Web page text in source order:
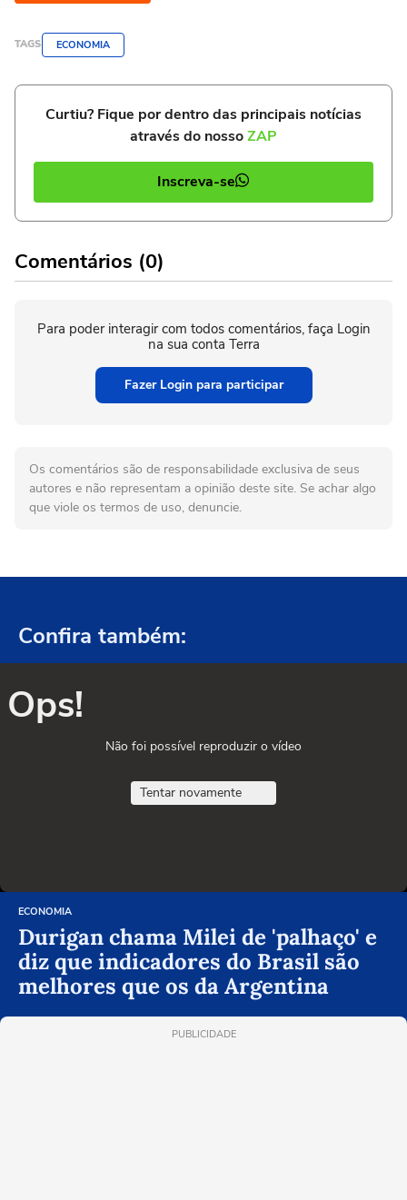
TAGS ECONOMIA
Curtiu? Fique por dentro das principais notícias
através do nossoZAP
Inscreva-se
Comentários (0)
Para poder interagir com todos comentários, faça Login
na sua conta Terra
Fazer Login para participar
Os comentários são de responsabilidade exclusiva de seus
autores e não representam a opinião deste site. Se achar algo
que viole os termos de uso, denuncie.
Confira também:
Ops!
Não foi possível reproduzir o vídeo
Tentar novamente
ECONOMIA
Durigan chama Milei de 'palhaço' e
diz que indicadores do Brasil são
melhores que os da Argentina
PUBLICIDADE